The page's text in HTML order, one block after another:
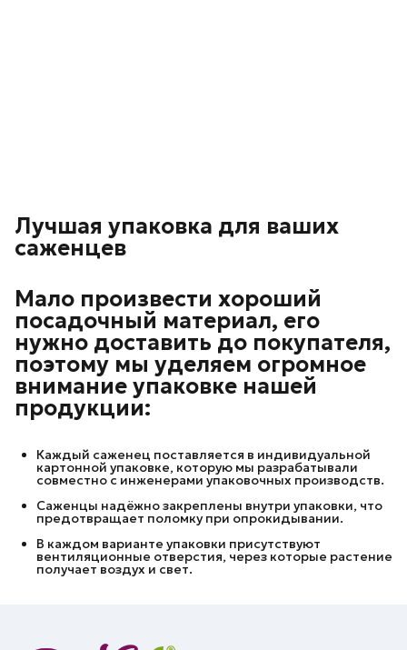
Лучшая упаковка для ваших
саженцев
Мало произвести хороший
посадочный материал, его
нужно доставить до покупателя,
поэтому мы уделяем огромное
внимание упаковке нашей
продукции:
Каждый саженец поставляется в индивидуальной
картонной упаковке, которую мы разрабатывали
совместно с инженерами упаковочных производств.
Саженцы надёжно закреплены внутри упаковки, что
предотвращает поломку при опрокидывании.
В каждом варианте упаковки присутствуют
вентиляционные отверстия, через которые растение
получает воздух и свет.